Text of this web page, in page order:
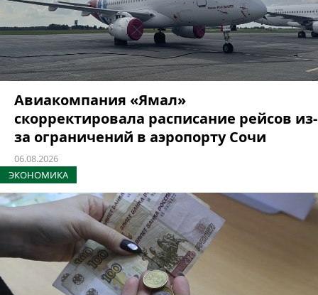
Авиакомпания «Ямал»
скорректировала расписание рейсов из-
за ограничений в аэропорту Сочи
06.08.2026
ЭКОНОМИКА